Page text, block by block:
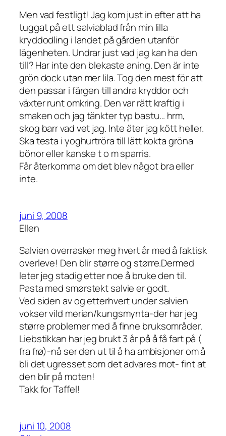
Men vad festligt! Jag kom just in efter att ha
tuggat på ett salviablad från min lilla
kryddodling i landet på gården utanför
lägenheten. Undrar just vad jag kan ha den
till? Har inte den blekaste aning. Den är inte
grön dock utan mer lila. Tog den mest för att
den passar i färgen till andra kryddor och
växter runt omkring. Den var rätt kraftig i
smaken och jag tänkter typ bastu… hrm,
skog barr vad vet jag. Inte äter jag kött heller.
Ska testa i yoghurtröra till lätt kokta gröna
bönor eller kanske t o m sparris.
Får återkomma om det blev något bra eller
inte.
juni 9, 2008
Ellen
Salvien overrasker meg hvert år med å faktisk
overleve! Den blir større og større.Dermed
leter jeg stadig etter noe å bruke den til.
Pasta med smørstekt salvie er godt.
Ved siden av og etterhvert under salvien
vokser vild merian/kungsmynta-der har jeg
større problemer med å finne bruksområder.
Liebstikkan har jeg brukt 3 år på å få fart på (
fra frø)-nå ser den ut til å ha ambisjoner om å
bli det ugresset som det advares mot- fint at
den blir på moten!
Takk for Taffel!
juni 10, 2008